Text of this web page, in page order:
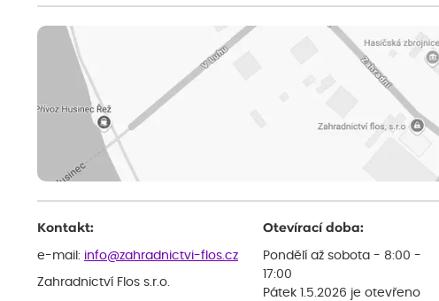
Kontakt:
e-mail: info@zahradnictvi-flos.cz
Zahradnictví Flos s.r.o.
Otevírací doba:
Pondělí až sobota - 8:00 -
17:00
Pátek 1.5.2026 je otevřeno